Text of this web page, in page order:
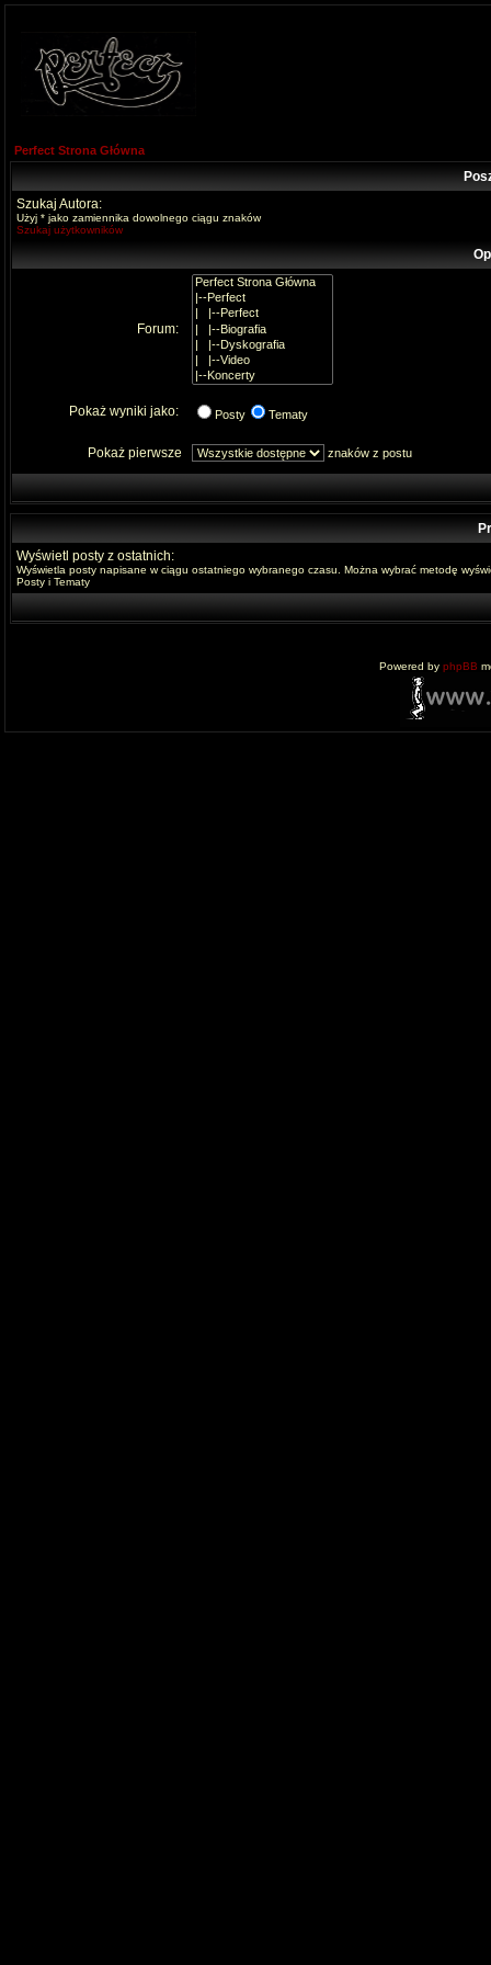
Perfect Strona Główna
Szukaj Autora:
Użyj * jako zamiennika dowolnego ciągu znaków
Szukaj użytkowników
Forum:
Pokaż wyniki jako: Posty Tematy
Pokaż pierwsze znaków z postu
Wyświetl posty z ostatnich:
Wyświetla posty napisane w ciągu ostatniego wybranego czasu. Można wybrać metodę
Posty i Tematy
Powered by phpBB